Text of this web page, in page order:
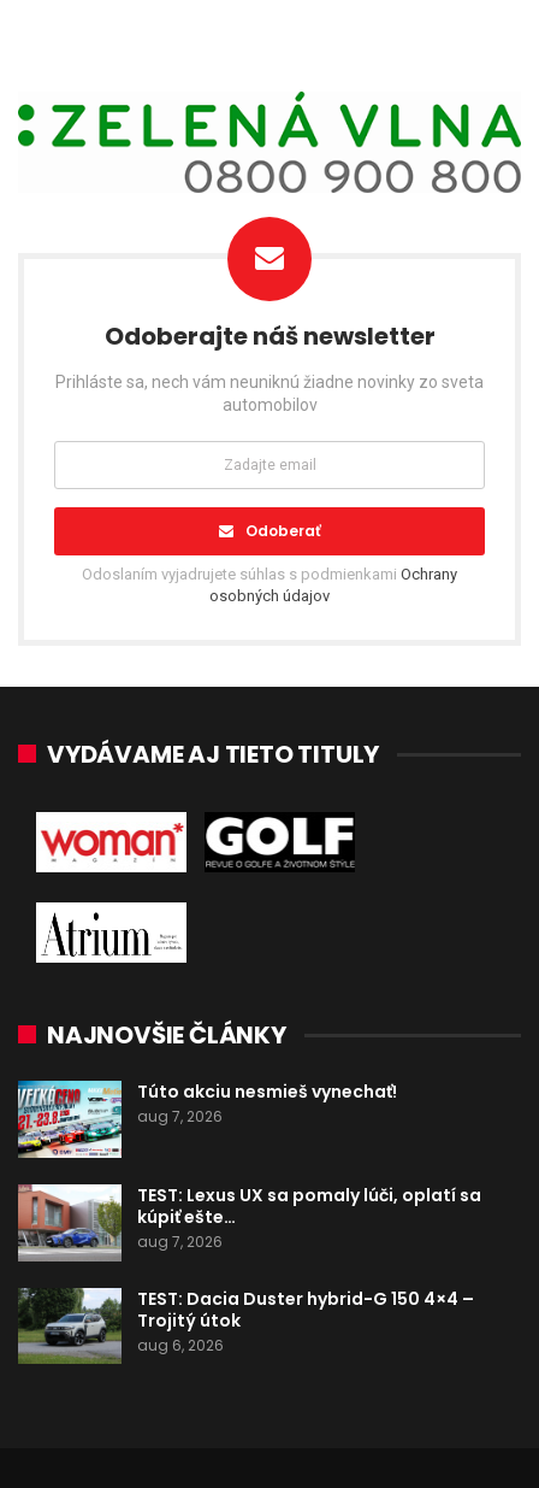
Odoberajte náš newsletter
Prihláste sa, nech vám neuniknú žiadne novinky zo sveta
automobilov
Odoberať
Odoslaním vyjadrujete súhlas s podmienkami Ochrany
osobných údajov
VYDÁVAME AJ TIETO TITULY
NAJNOVŠIE ČLÁNKY
Túto akciu nesmieš vynechať!
aug 7, 2026
TEST: Lexus UX sa pomaly lúči, oplatí sa
kúpiť ešte…
aug 7, 2026
TEST: Dacia Duster hybrid-G 150 4×4 –
Trojitý útok
aug 6, 2026